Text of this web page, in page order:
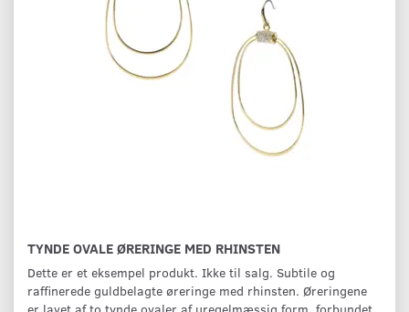
TYNDE OVALE ØRERINGE MED RHINSTEN
Dette er et eksempel produkt. Ikke til salg. Subtile og
raffinerede guldbelagte øreringe med rhinsten. Øreringene